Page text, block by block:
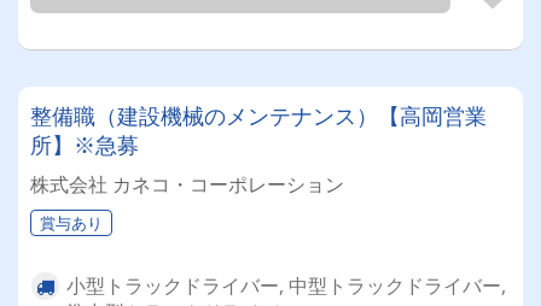
整備職（建設機械のメンテナンス）【高岡営業
所】※急募
株式会社 カネコ・コーポレーション
賞与あり
小型トラックドライバー, 中型トラックドライバー,